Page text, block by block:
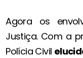
Agora os
Justiça. Com a
Polícia Civil